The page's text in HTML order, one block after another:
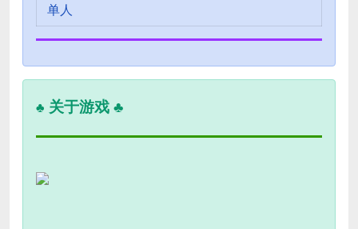
单人
♣ 关于游戏 ♣